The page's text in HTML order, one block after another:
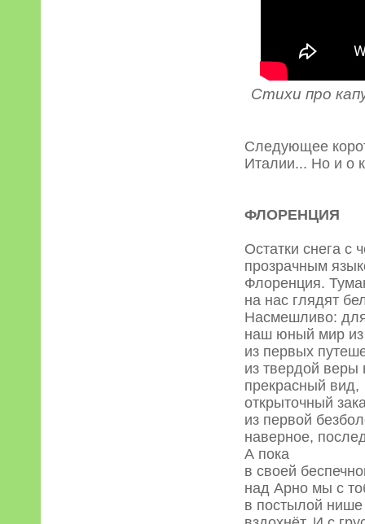
Стихи про
Следующее
Италии... Но и о
ФЛОРЕНЦИЯ
Остатки снега с
прозрачным
Флоренция.
на нас глядят
Насмешливо:
наш юный мир из
из первых
из твердой веры
прекрасный вид,
открыточный
из первой
наверное,
А пока
в своей
над Арно мы с
в постылой